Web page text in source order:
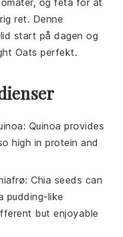
ret. Denne
start på dagen og
Oats perfekt.
: Quinoa provides
high in protein and
: Chia seeds can
pudding-like
but enjoyable